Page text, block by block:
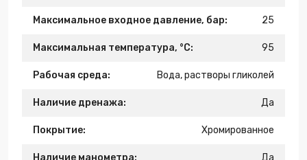
Максимальное входное давление, бар: 25
Максимальная температура, °С: 95
Рабочая среда: Вода, растворы гликолей
Наличие дренажа: Да
Покрытие: Хромированное
Наличие манометра: Да